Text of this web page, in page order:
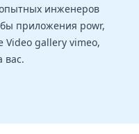
инженеров
приложения powr,
Video gallery vimeo,
вас.